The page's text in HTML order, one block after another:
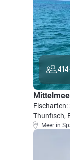
414
Thunfisch,
Meer in